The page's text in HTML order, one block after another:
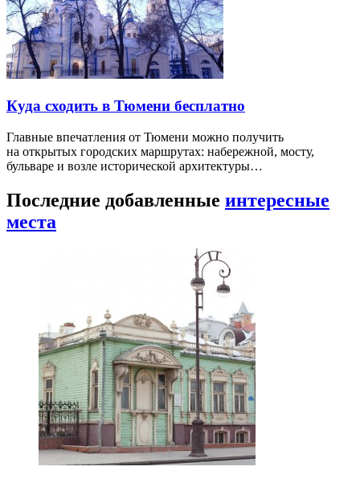
Куда сходить в Тюмени бесплатно
Главные впечатления от Тюмени можно получить
на открытых городских маршрутах: набережной, мосту,
бульваре и возле исторической архитектуры…
Последние добавленные интересные
места